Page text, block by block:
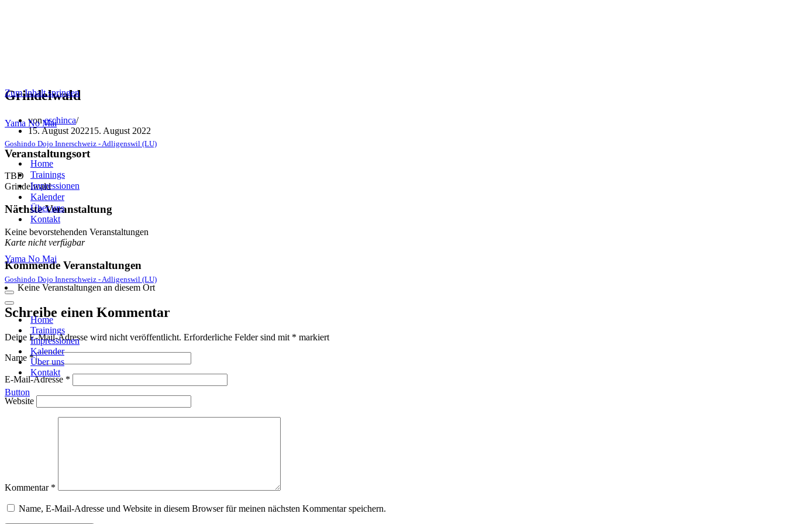
Zum Inhalt springen
Yama No Mai
Goshindo Dojo Innerschweiz - Adligenswil (LU)
Home
Trainings
Impressionen
Kalender
Über uns
Kontakt
Yama No Mai
Goshindo Dojo Innerschweiz - Adligenswil (LU)
Navigations-
Menü
Navigations-
Menü Home
Trainings
Impressionen
Kalender
Über uns
Kontakt
Button
Grindelwald
voneschinca
15. August 202215. August 2022
Veranstaltungsort
TBD
Grindelwald
Nächste Veranstaltung
Keine bevorstehenden Veranstaltungen
Karte nicht verfügbar
Kommende Veranstaltungen
Keine Veranstaltungen an diesem Ort
Schreibe einen Kommentar
Deine E-Mail-Adresse wird nicht veröffentlicht. Erforderliche Felder sind mit * markiert
Name *
E-Mail-Adresse *
Website
Kommentar *
Name, E-Mail-Adresse und Website in diesem Browser für meinen nächsten Kommentar speichern.